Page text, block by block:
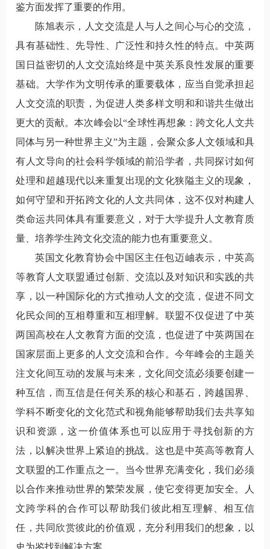
鉴方面发挥了重要的作用。
陈旭表示，人文交流是人与人之间心与心的交流，
具有基础性、先导性、广泛性和持久性的特点。中英两
国日益密切的人文交流始终是中英关系良性发展的重要
基础。大学作为文明传承的重要载体，应当自觉承担起
人文交流的职责，为促进人类多样文明和和谐共生做出
更大的贡献。本次峰会以“全球性再想象：跨文化人文共
同体与另一种世界主义”为主题，会聚众多人文领域和具
有人文导向的社会科学领域的前沿学者，共同探讨如何
处理和超越现代以来重复出现的文化狭隘主义的现象，
如何守望和开拓跨文化的人文共同体，这不仅对构建人
类命运共同体具有重要意义，对于大学提升人文教育质
量、培养学生跨文化交流的能力也有重要意义。
英国文化教育协会中国区主任包迈岫表示，中英高
等教育人文联盟通过创新、交流以及对知识和实践的共
享，以一种国际化的方式推动人文的交流，促进不同文
化民众间的互相尊重和互相理解。联盟不仅促进了中英
两国高校在人文教育方面的交流，也促进了中英两国在
国家层面上更多的人文交流和合作。今年峰会的主题关
注文化间互动的发展与未来，文化间交流必须要创建一
种互信，而互信是任何关系的核心和基石，跨越国界、
学科不断变化的文化范式和视角能够帮助我们去共享知
识和资源，这一价值体系也可以应用于寻找创新的方
法，以解决世界上紧迫的挑战。这也是中英高等教育人
文联盟的工作重点之一。当今世界充满变化，我们必须
以合作来推动世界的繁荣发展，使它变得更加安全。人
文跨学科的合作可以帮助我们彼此相互理解、相互信
任，共同欣赏彼此的价值观，充分利用我们的想象，以